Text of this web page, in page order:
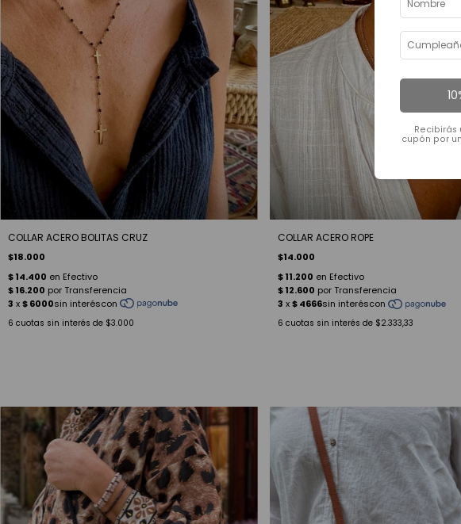
COLLAR ACERO BOLITAS CRUZ
$18.000
6 cuotas sin interés de $3.000
COLLAR ACERO ROPE
$14.000
6 cuotas sin interés de $2.333,33
Recibirás
cupón por